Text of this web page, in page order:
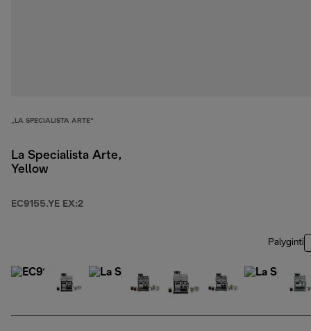
„LA SPECIALISTA ARTE“
La Specialista Arte,
Yellow
EC9155.YE EX:2
Palyginti